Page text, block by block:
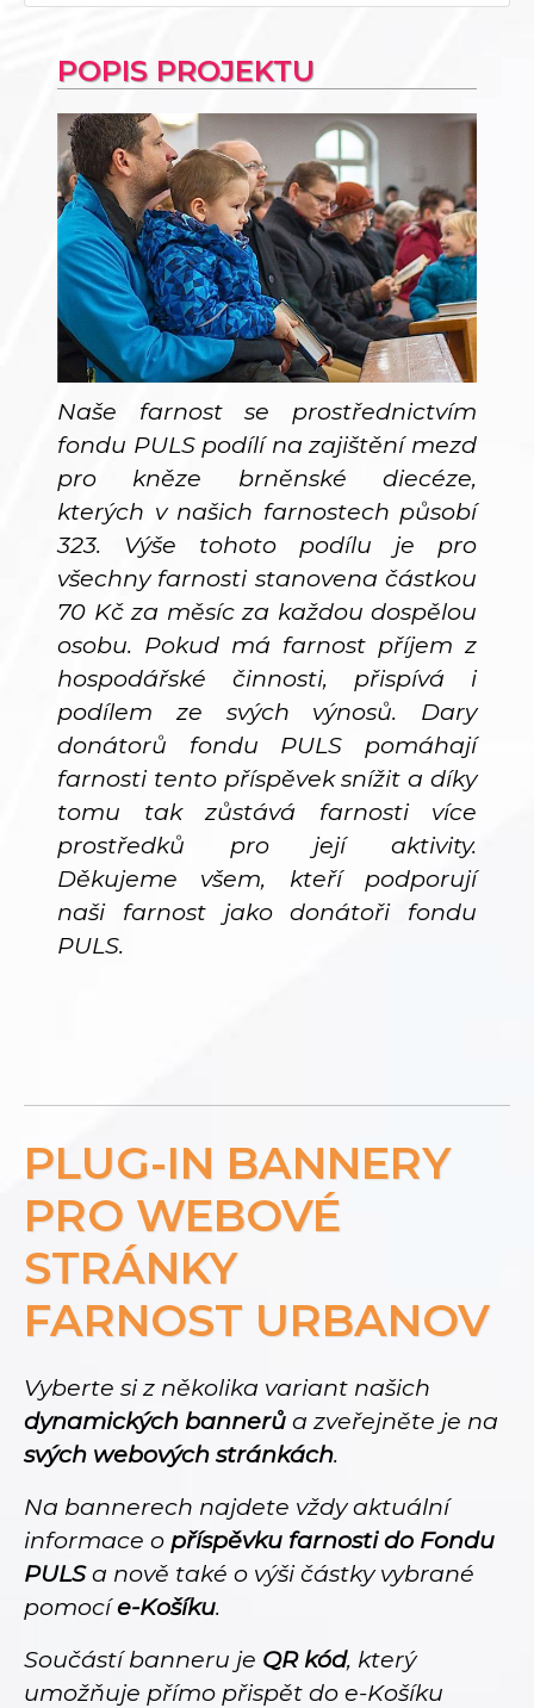
POPIS PROJEKTU
Naše farnost se prostřednictvím
fondu PULS podílí na zajištění mezd
pro kněze brněnské diecéze,
kterých v našich farnostech působí
323. Výše tohoto podílu je pro
všechny farnosti stanovena částkou
70 Kč za měsíc za každou dospělou
osobu. Pokud má farnost příjem z
hospodářské činnosti, přispívá i
podílem ze svých výnosů. Dary
donátorů fondu PULS pomáhají
farnosti tento příspěvek snížit a díky
tomu tak zůstává farnosti více
prostředků pro její aktivity.
Děkujeme všem, kteří podporují
naši farnost jako donátoři fondu
PULS.
PLUG-IN BANNERY
PRO WEBOVÉ
STRÁNKY
FARNOST URBANOV
Vyberte si z několika variant našich
dynamických bannerů a zveřejněte je na
svých webových stránkách.
Na bannerech najdete vždy aktuální
informace o příspěvku farnosti do Fondu
PULSa nově také o výši částky vybrané
pomocíe-Košíku.
Součástí banneru je QR kód, který
umožňuje přímo přispět do e-Košíku